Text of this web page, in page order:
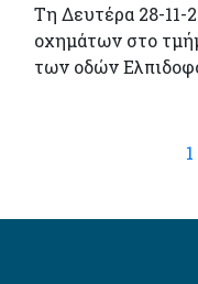
Τη Δευτέρα 28-11-
οχημάτων στο
των οδών
1